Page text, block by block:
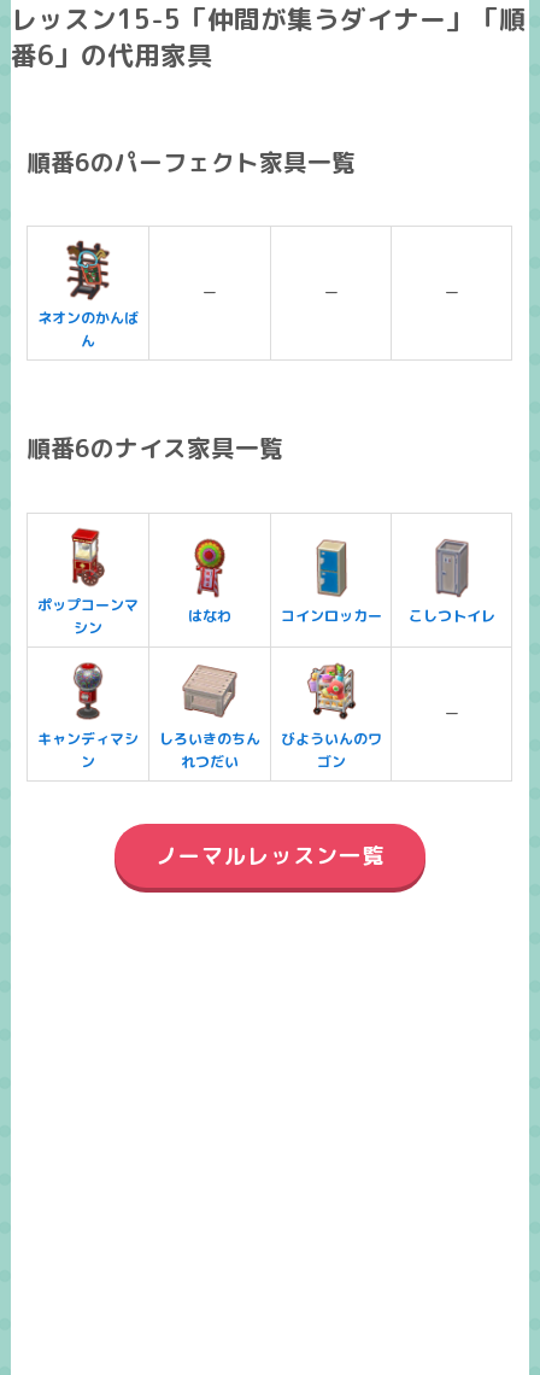
レッスン15-5「仲間が集うダイナー」「順
番6」の代用家具
順番6のパーフェクト家具一覧
ネオンのかんば
ん
ー ー ー
順番6のナイス家具一覧
ポップコーンマ
シン
はなわ コインロッカー こしつトイレ
キャンディマシ
ン
しろいきのちん
れつだい
びよういんのワ
ゴン
ー
ノーマルレッスン一覧